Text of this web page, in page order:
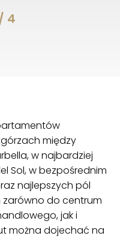
4
między
w najbardziej
Sol, w bezpośrednim
najlepszych pól
do centrum
jak i
można dojechać na